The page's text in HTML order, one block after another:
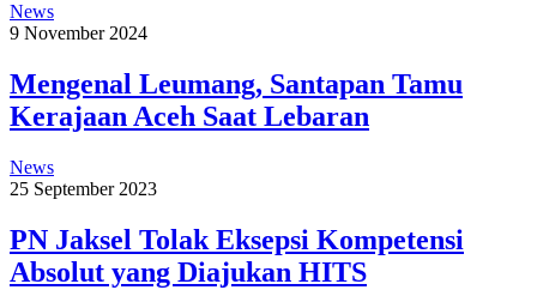
News
9 November 2024
Mengenal Leumang, Santapan Tamu
Kerajaan Aceh Saat Lebaran
News
25 September 2023
PN Jaksel Tolak Eksepsi Kompetensi
Absolut yang Diajukan HITS